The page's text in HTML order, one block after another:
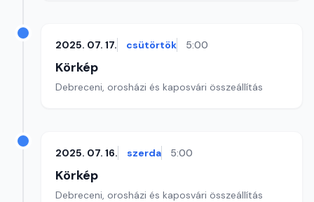
2025. 07. 17. csütörtök 5:00
Körkép
Debreceni, orosházi és kaposvári összeállítás
2025. 07. 16. szerda 5:00
Körkép
Debreceni, orosházi és kaposvári összeállítás